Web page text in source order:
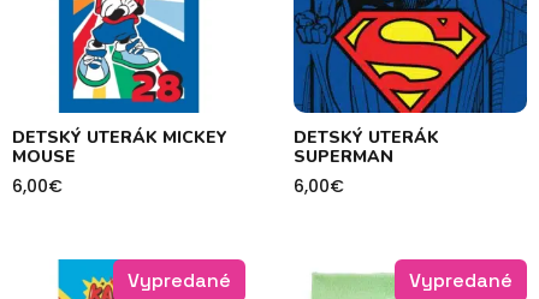
DETSKÝ UTERÁK MICKEY
MOUSE
6,00€
DETSKÝ UTERÁK
SUPERMAN
6,00€
Vypredané Vypredané